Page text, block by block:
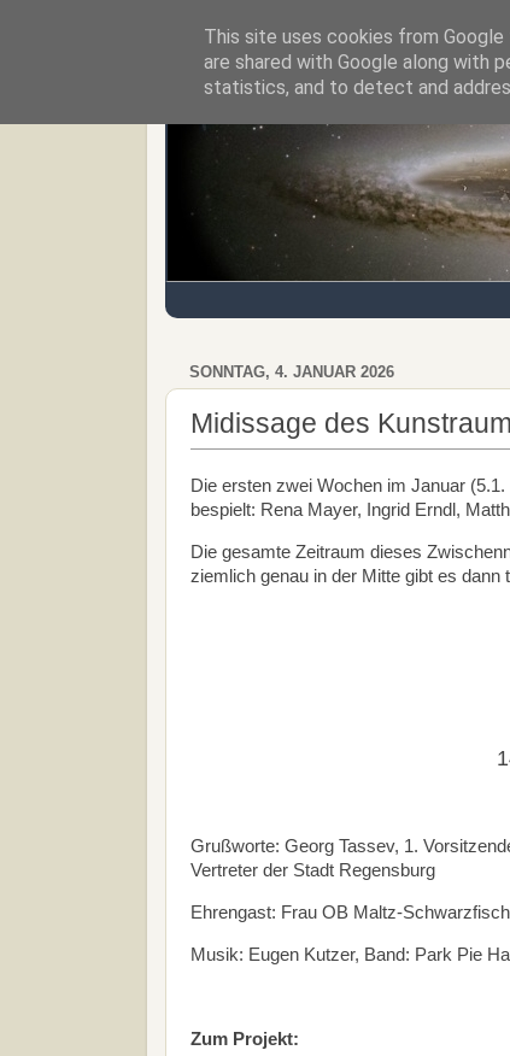
Regensburger Tagebuch
SONNTAG, 4. JANUAR 2026
Midissage des
Die ersten zwei Wochen im Januar
bespielt: Rena Mayer, Ingrid Erndl,
Die gesamte Zeitraum dieses
ziemlich genau in der Mitte gibt es
Grußworte: Georg Tassev, 1.
Vertreter der Stadt Regensburg
Ehrengast: Frau OB Maltz-
Musik: Eugen Kutzer, Band: Park Pie
Zum Projekt:
This site uses cookies from
are shared with Google along with
statistics, and to detect and